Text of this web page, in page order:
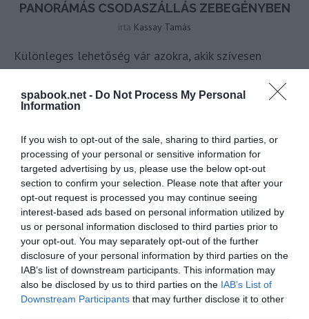
spabook.net - Do Not Process My Personal
Information
If you wish to opt-out of the sale, sharing to third parties, or
processing of your personal or sensitive information for
targeted advertising by us, please use the below opt-out
section to confirm your selection. Please note that after your
opt-out request is processed you may continue seeing
interest-based ads based on personal information utilized by
us or personal information disclosed to third parties prior to
your opt-out. You may separately opt-out of the further
disclosure of your personal information by third parties on the
IAB’s list of downstream participants. This information may
also be disclosed by us to third parties on the IAB’s List of
Downstream Participants that may further disclose it to other
PANORÁMÁS CSODASZÁLLÁS ZEBEGÉNYBEN
írta Kassay Tamás
Különleges lehetőség vár azokra, akik szívesen
kipróbálnának egy páratlan panorámával rendelkező
szálláshelyet a Dunakanyarban! 2 éjszakát tölthetsz
el partnereddel a hiper-panorámás Romantic Rose
összesen 140.000 forint értékben, ha játszol a
Spabook oldalán és Rád mosolyog a szerencse. A
részvétel egyszerű:
OLVASS TOVÁBB